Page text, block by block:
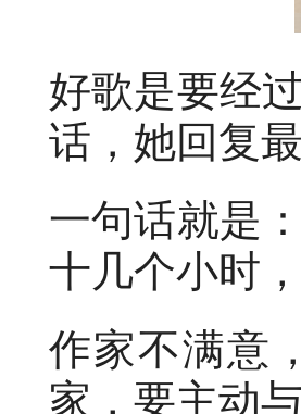
好歌是要经
话，她回复
一句话就是
十几个小时
作家不满意
家，要主动